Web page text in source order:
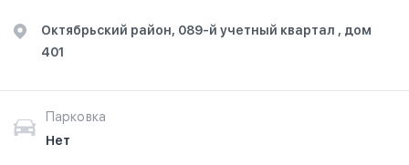
Октябрьский район, 089-й учетный квартал , дом
401
Парковка
Нет